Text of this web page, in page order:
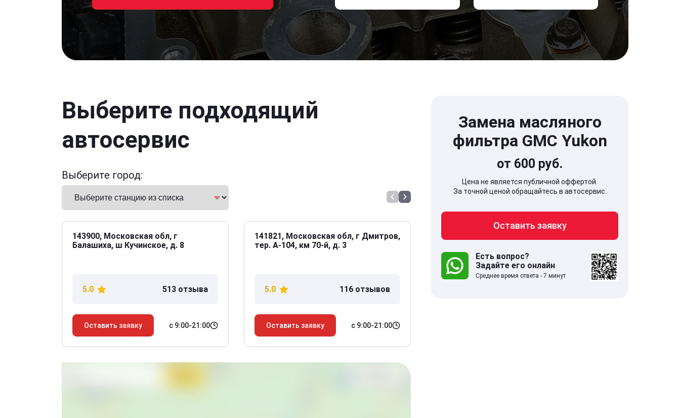
Выберите подходящий
автосервис
Выберите город:
143900, Московская обл, г
Балашиха, ш Кучинское, д. 8
5.0 513 отзыва
Оставить заявку с 9:00-21:00
141821, Московская обл, г Дмитров,
тер. А-104, км 70-й, д. 3
5.0 116 отзывов
Оставить заявку с 9:00-21:00
141707, Московская обл,
дом 5
Замена масляного
фильтра GMC Yukon
от 600 руб.
Цена не является публичной оффертой.
За точной ценой обращайтесь в автосервис.
Оставить заявку
Есть вопрос?
Задайте его онлайн
Среднее время ответа - 7 минут